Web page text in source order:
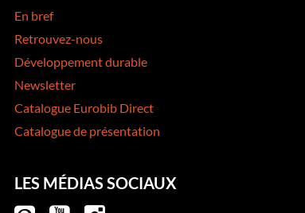
En bref
Retrouvez-nous
Développement durable
Newsletter
Catalogue Eurobib Direct
Catalogue de présentation
LES MÉDIAS SOCIAUX